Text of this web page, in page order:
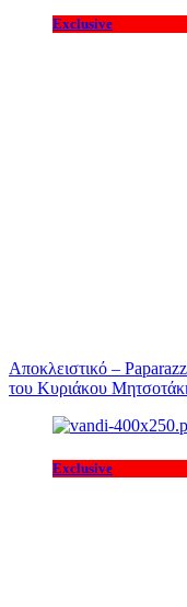
Exclusive
Αποκλειστικό –
του Κυριάκου
Exclusive